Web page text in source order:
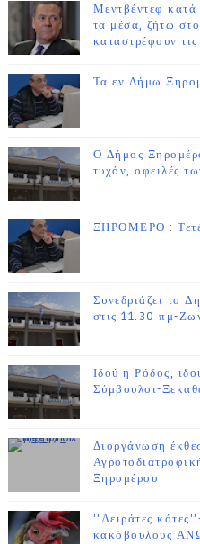
Μεντβέντεφ
τα μέσα, ζήτω
καταστρέφουν τις
Τα εν Δήμω
Ο Δήμος
τυχόν, οφειλές
ΞΗΡΟΜΕΡΟ :
Συνεδριάζει το
στις 11.30 πμ-
Ιδού η Ρόδος,
Σύμβουλοι-
Διοργάνωση
Ξηρομέρου
''Λειράτες
κακόβουλους